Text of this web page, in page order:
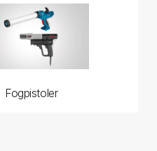
Fogpistoler